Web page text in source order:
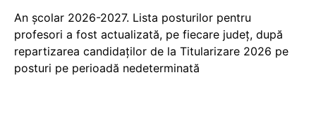
An școlar 2026-2027. Lista posturilor pentru
profesori a fost actualizată, pe fiecare județ, după
repartizarea candidaților de la Titularizare 2026 pe
posturi pe perioadă nedeterminată